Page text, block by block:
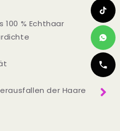
100 % Echthaar
der Haare